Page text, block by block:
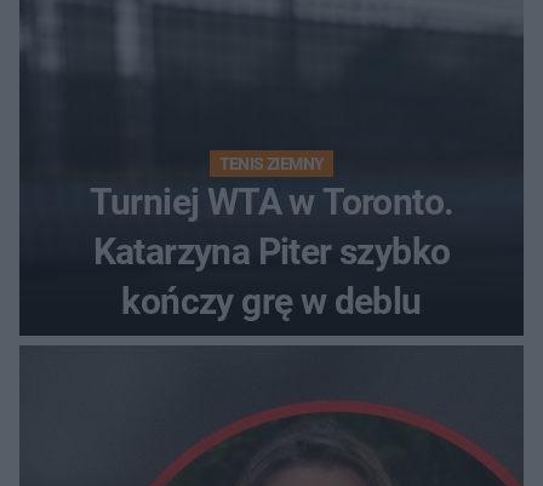
TENIS ZIEMNY
Turniej WTA w Toronto.
Katarzyna Piter szybko
kończy grę w deblu